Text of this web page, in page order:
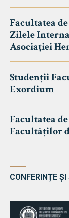
Facultatea
Zilele
Asociației
Studenții
Exordium
Facultatea
Facultăților
CONFERINȚE ȘI